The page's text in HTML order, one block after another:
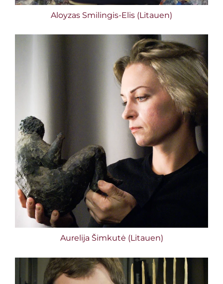
Aloyzas Smilingis-Elis (Litauen)
Aurelija Šimkutė (Litauen)